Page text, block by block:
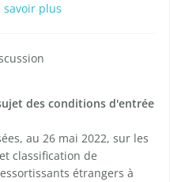
savoir plus
des conditions d'entrée
au 26 mai 2022, sur les
classification de
étrangers à